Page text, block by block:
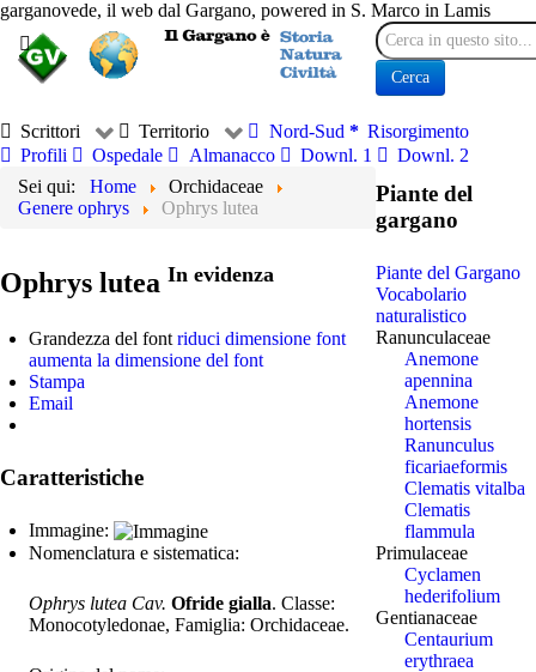
garganovede, il web dal Gargano, powered in S. Marco in Lamis
Cerca
Cerca
Scrittori Territorio Nord-Sud
Risorgimento
Profili
Ospedale Almanacco Downl. 1
Downl. 2
Sei qui:
Home
Orchidaceae
Genere ophrys
Ophrys lutea
Ophrys lutea In evidenza
Grandezza del font riduci dimensione font
aumenta la dimensione del font
Stampa
Email
Caratteristiche
Immagine:
Nomenclatura e sistematica:
Ophrys lutea Cav. Ofride gialla. Classe:
Monocotyledonae, Famiglia: Orchidaceae.
Piante del
gargano
Piante del Gargano
Vocabolario
naturalistico
Ranunculaceae
Anemone
apennina
Anemone
hortensis
Ranunculus
ficariaeformis
Clematis vitalba
Clematis
flammula
Primulaceae
Cyclamen
hederifolium
Gentianaceae
Centaurium
erythraea